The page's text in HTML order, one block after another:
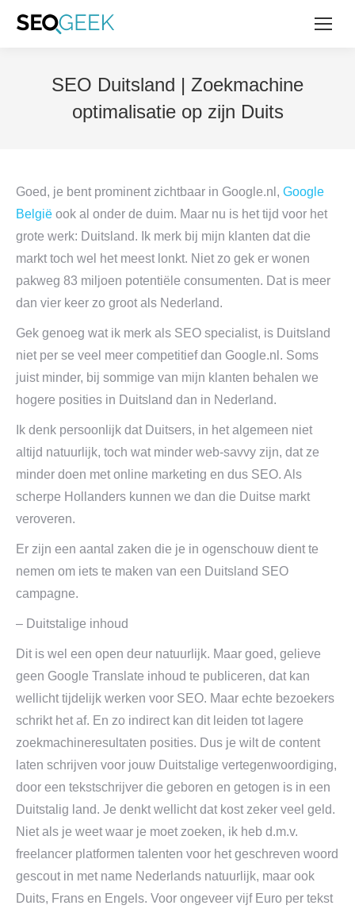
SEO Duitsland | Zoekmachine
optimalisatie op zijn Duits
Goed, je bent prominent zichtbaar in Google.nl, Google
België ook al onder de duim. Maar nu is het tijd voor het
grote werk: Duitsland. Ik merk bij mijn klanten dat die
markt toch wel het meest lonkt. Niet zo gek er wonen
pakweg 83 miljoen potentiële consumenten. Dat is meer
dan vier keer zo groot als Nederland.
Gek genoeg wat ik merk als SEO specialist, is Duitsland
niet per se veel meer competitief dan Google.nl. Soms
juist minder, bij sommige van mijn klanten behalen we
hogere posities in Duitsland dan in Nederland.
Ik denk persoonlijk dat Duitsers, in het algemeen niet
altijd natuurlijk, toch wat minder web-savvy zijn, dat ze
minder doen met online marketing en dus SEO. Als
scherpe Hollanders kunnen we dan die Duitse markt
veroveren.
Er zijn een aantal zaken die je in ogenschouw dient te
nemen om iets te maken van een Duitsland SEO
campagne.
– Duitstalige inhoud
Dit is wel een open deur natuurlijk. Maar goed, gelieve
geen Google Translate inhoud te publiceren, dat kan
wellicht tijdelijk werken voor SEO. Maar echte bezoekers
schrikt het af. En zo indirect kan dit leiden tot lagere
zoekmachineresultaten posities. Dus je wilt de content
laten schrijven voor jouw Duitstalige vertegenwoordiging,
door een tekstschrijver die geboren en getogen is in een
Duitstalig land. Je denkt wellicht dat kost zeker veel geld.
Niet als je weet waar je moet zoeken, ik heb d.m.v.
freelancer platformen talenten voor het geschreven woord
gescout in met name Nederlands natuurlijk, maar ook
Duits, Frans en Engels. Voor ongeveer vijf Euro per tekst